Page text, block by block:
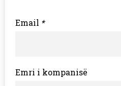
*
Email
Emri i kompanisë